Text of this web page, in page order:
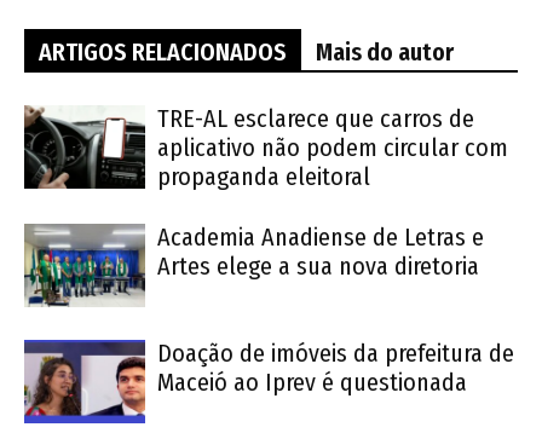
ARTIGOS RELACIONADOS Mais do autor
TRE-AL esclarece que carros de
aplicativo não podem circular com
propaganda eleitoral
Academia Anadiense de Letras e
Artes elege a sua nova diretoria
Doação de imóveis da prefeitura de
Maceió ao Iprev é questionada